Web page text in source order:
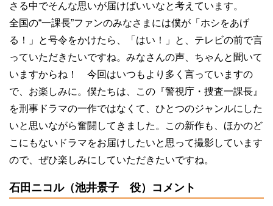
さる中でそんな思いが届けばいいなと考えています。
全国の“一課長”ファンのみなさまには僕が「ホシをあげ
る！」と号令をかけたら、「はい！」と、テレビの前で言
っていただきたいですね。みなさんの声、ちゃんと聞いて
いますからね！ 今回はいつもより多く言っていますの
で、お楽しみに。僕たちは、この『警視庁・捜査一課長』
を刑事ドラマの一作ではなくて、ひとつのジャンルにした
いと思いながら奮闘してきました。この新作も、ほかのど
こにもないドラマをお届けしたいと思って撮影しています
ので、ぜひ楽しみにしていただきたいですね。
石田ニコル（池井景子 役）コメント